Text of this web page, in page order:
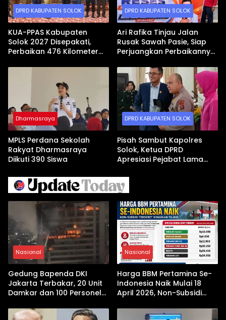
DPRD KABUPATEN SOLOK
KUA-PPAS Kabupaten
Solok 2027 Disepakati,
Perbaikan 476 Kilometer
DPRD KABUPATEN SOLOK
Ari Rafika Tinjau Jalan
Rusak Sawah Pasie, Siap
Perjuangkan Perbaikannya
Dharmasraya
MPLS Perdana Sekolah
Rakyat Dharmasraya
Diikuti 390 Siswa
DPRD KABUPATEN SOLOK
Pisah Sambut Kapolres
Solok, Ketua DPRD
Apresiasi Pejabat Lama
Nasional
Gedung Bapenda DKI
Jakarta Terbakar, 20 Unit
Damkar dan 100 Personel
Nasional
Harga BBM Pertamina Se-
Indonesia Naik Mulai 18
April 2026, Non-Subsidi